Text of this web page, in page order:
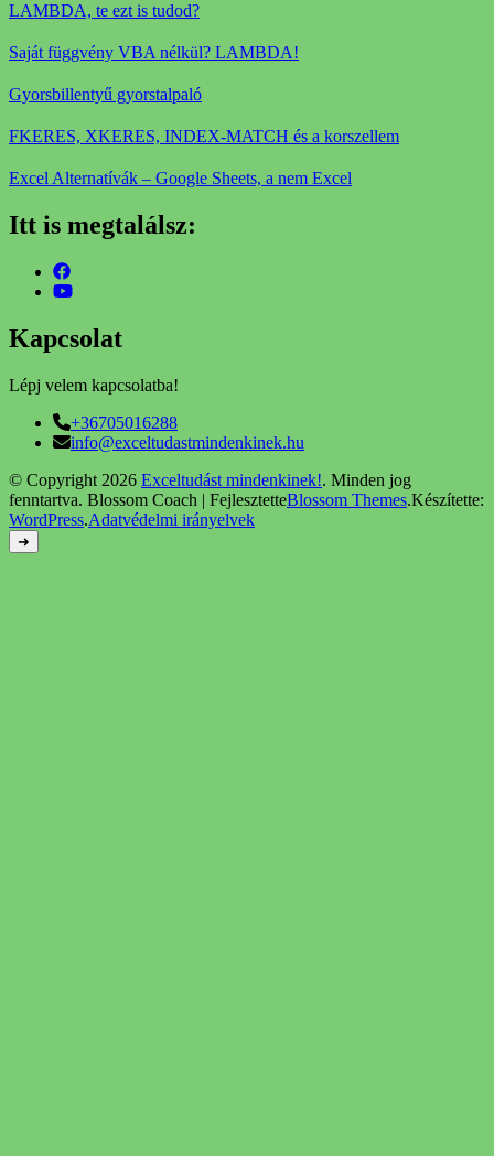
LAMBDA, te ezt is tudod?
Saját függvény VBA nélkül? LAMBDA!
Gyorsbillentyű gyorstalpaló
FKERES, XKERES, INDEX-MATCH és a korszellem
Excel Alternatívák – Google Sheets, a nem Excel
Itt is megtalálsz:
Kapcsolat
Lépj velem kapcsolatba!
+36705016288
info@exceltudastmindenkinek.hu
© Copyright 2026 Exceltudást mindenkinek!. Minden jog
fenntartva. Blossom Coach | FejlesztetteBlossom Themes.Készítette:
WordPress.Adatvédelmi irányelvek
➜